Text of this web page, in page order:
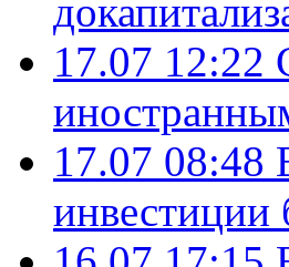
17.07 12:22
17.07 08:48
инвестиции